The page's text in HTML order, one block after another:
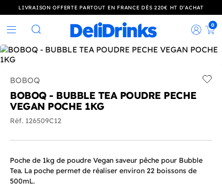
LIVRAISON OFFERTE PARTOUT EN FRANCE DÈS 220€ HT D’ACHAT
Rechercher
0
BOBOQ
BOBOQ - BUBBLE TEA POUDRE PECHE
VEGAN POCHE 1KG
Réf. 126509C12
Poche de 1kg de poudre Vegan saveur pêche pour Bubble
Tea. La poche permet de réaliser environ 22 boissons de
500mL.